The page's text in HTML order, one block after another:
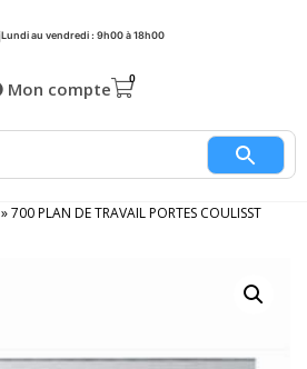
Lundi au vendredi : 9h00 à 18h00
Mon compte
»700 PLAN DE TRAVAIL PORTES COULISST